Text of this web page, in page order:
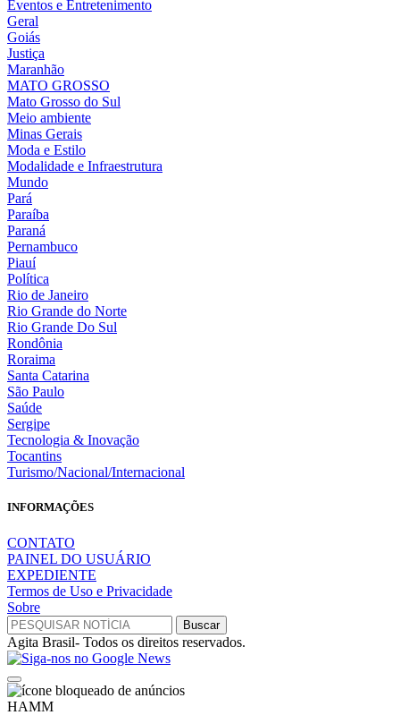
Eventos e Entretenimento
Geral
Goiás
Justiça
Maranhão
MATO GROSSO
Mato Grosso do Sul
Meio ambiente
Minas Gerais
Moda e Estilo
Modalidade e Infraestrutura
Mundo
Pará
Paraíba
Paraná
Pernambuco
Piauí
Política
Rio de Janeiro
Rio Grande do Norte
Rio Grande Do Sul
Rondônia
Roraima
Santa Catarina
São Paulo
Saúde
Sergipe
Tecnologia & Inovação
Tocantins
Turismo/Nacional/Internacional
INFORMAÇÕES
CONTATO
PAINEL DO USUÁRIO
EXPEDIENTE
Termos de Uso e Privacidade
Sobre
Agita Brasil- Todos os direitos reservados.
HAMM